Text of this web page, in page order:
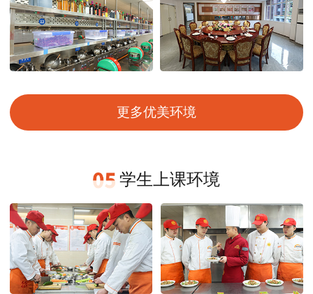
更多优美环境
学生上课环境